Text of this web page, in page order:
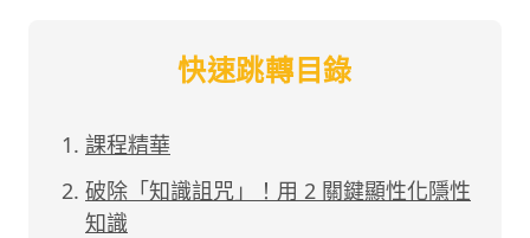
快速跳轉目錄
課程精華
破除「知識詛咒」！用 2 關鍵顯性化隱性
知識